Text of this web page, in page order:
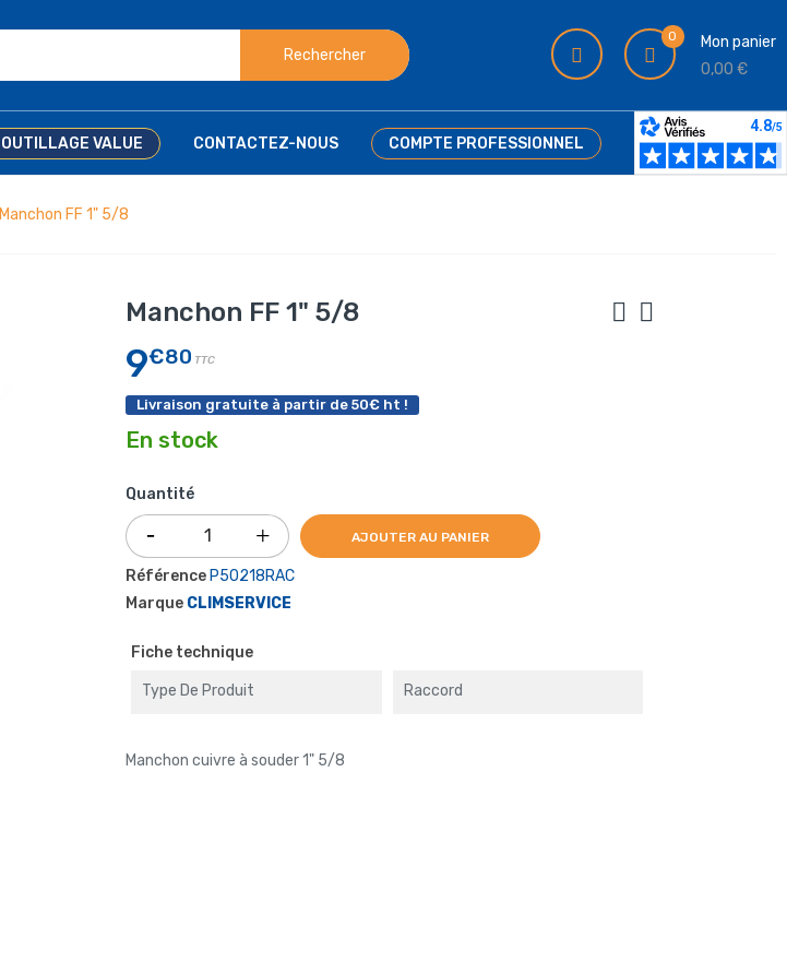
Rechercher
0
Mon panier
0,00 €
OUTILLAGE VALUE CONTACTEZ-NOUS COMPTE PROFESSIONNEL
Manchon FF 1" 5/8
Manchon FF 1" 5/8
9€80 TTC
Livraison gratuite à partir de 50€ ht !
En stock
Quantité
AJOUTER AU PANIER
Référence P50218RAC
Marque CLIMSERVICE
Fiche technique
Type De Produit Raccord
Manchon cuivre à souder 1" 5/8